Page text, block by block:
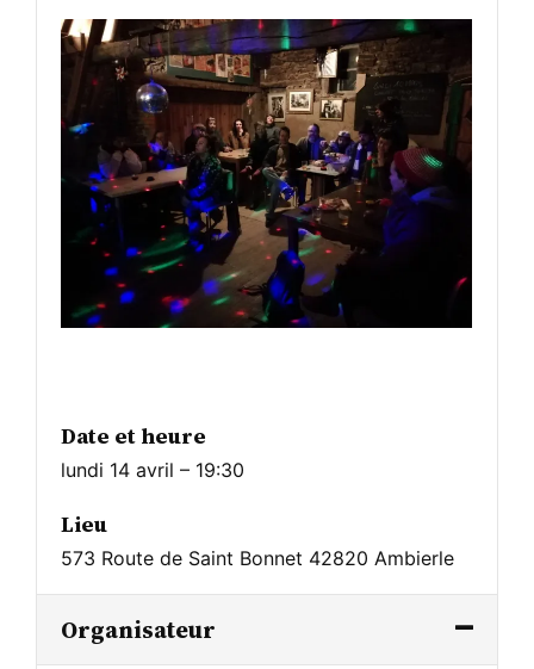
Date et heure
lundi 14 avril – 19:30
Lieu
573 Route de Saint Bonnet 42820 Ambierle
Organisateur